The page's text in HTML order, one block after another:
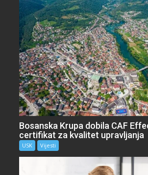
Bosanska Krupa dobila CAF
certifikat za kvalitet upravljanja
USK Vijesti